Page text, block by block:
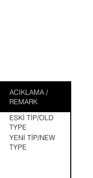
ACIKLAMA /
REMARK
ESKİ TİP/OLD
TYPE
YENİ TİP/NEW
TYPE